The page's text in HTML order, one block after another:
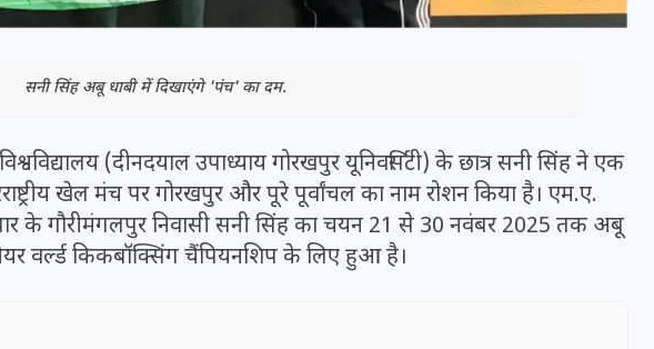
सनी सिंह अबू धाबी में दिखाएंगे 'पंच' का दम.
(दीनदयाल उपाध्याय गोरखपुर यूनिवर्सिटी) के छात्र सनी सिंह ने एक
खेल मंच पर गोरखपुर और पूरे पूर्वांचल का नाम रोशन किया है। एम.ए.
के गौरीमंगलपुर निवासी सनी सिंह का चयन 21 से 30 नवंबर 2025 तक अबू
वर्ल्ड किकबॉक्सिंग चैंपियनशिप के लिए हुआ है।